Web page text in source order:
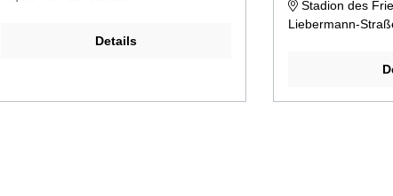
Details
Stadion des
Liebermann-